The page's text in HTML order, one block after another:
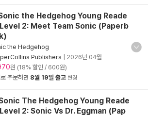
the Hedgehog Young Reade
2: Meet Team Sonic (Paperb
the Hedgehog
Publishers
2026년 04월
원 (18% 할인 / 600원)
로 주문하면 8월 19일 출고 변경
The Hedgehog Young Reade
2: Sonic Vs Dr. Eggman (Pap